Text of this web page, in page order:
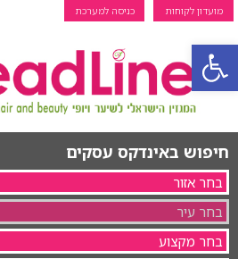
פתח סרגל נגישות
מועדון לקוחות כניסה למערכת
חיפוש באינדקס עסקים